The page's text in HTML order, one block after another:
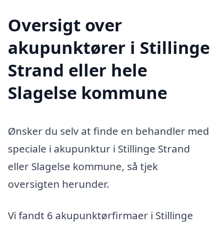
Oversigt over
akupunktører i Stillinge
Strand eller hele
Slagelse kommune
Ønsker du selv at finde en behandler med
speciale i akupunktur i Stillinge Strand
eller Slagelse kommune, så tjek
oversigten herunder.
Vi fandt 6 akupunktørfirmaer i Stillinge